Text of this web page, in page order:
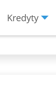
Kredyty